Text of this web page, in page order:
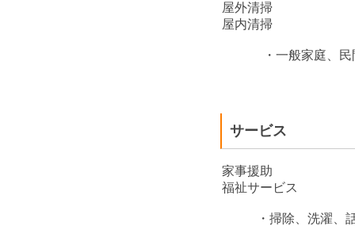
屋外清掃
屋内清掃
・一般家庭、民間
サービス
家事援助
福祉サービス
・掃除、洗濯、話